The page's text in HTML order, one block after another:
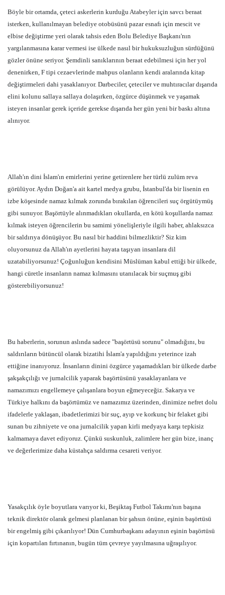
Böyle bir ortamda, çeteci askerlerin kurduğu Atabeyler için savcı beraat
isterken, kullanılmayan belediye otobüsünü pazar esnafı için mescit ve
elbise değiştirme yeri olarak tahsis eden Bolu Belediye Başkanı'nın
yargılanmasına karar vermesi ise ülkede nasıl bir hukuksuzluğun sürdüğünü
gözler önüne seriyor. Şemdinli sanıklarının beraat edebilmesi için her yol
denenirken, F tipi cezaevlerinde mahpus olanların kendi aralarında kitap
değiştirmeleri dahi yasaklanıyor. Darbeciler, çeteciler ve muhtıracılar dışarıda
elini kolunu sallaya sallaya dolaşırken, özgürce düşünmek ve yaşamak
isteyen insanlar gerek içeride gerekse dışarıda her gün yeni bir baskı altına
alınıyor.
Allah'ın dini İslam'ın emirlerini yerine getirenlere her türlü zulüm reva
görülüyor. Aydın Doğan'a ait kartel medya grubu, İstanbul'da bir lisenin en
izbe köşesinde namaz kılmak zorunda bırakılan öğrencileri suç örgütüymüş
gibi sunuyor. Başörtüyle alınmadıkları okullarda, en kötü koşullarda namaz
kılmak isteyen öğrencilerin bu samimi yönelişleriyle ilgili haber, ahlaksızca
bir saldırıya dönüşüyor. Bu nasıl bir haddini bilmezliktir? Siz kim
oluyorsunuz da Allah'ın ayetlerini hayata taşıyan insanlara dil
uzatabiliyorsunuz! Çoğunluğun kendisini Müslüman kabul ettiği bir ülkede,
hangi cüretle insanların namaz kılmasını utanılacak bir suçmuş gibi
gösterebiliyorsunuz!
Bu haberlerin, sorunun aslında sadece "başörtüsü sorunu" olmadığını, bu
saldırıların bütüncül olarak bizatihi İslam'a yapıldığını yeterince izah
ettiğine inanıyoruz. İnsanların dinini özgürce yaşamadıkları bir ülkede darbe
şakşakçılığı ve jurnalcilik yaparak başörtüsünü yasaklayanlara ve
namazımızı engellemeye çalışanlara boyun eğmeyeceğiz. Sakarya ve
Türkiye halkını da başörtümüz ve namazımız üzerinden, dinimize nefret dolu
ifadelerle yaklaşan, ibadetlerimizi bir suç, ayıp ve korkunç bir felaket gibi
sunan bu zihniyete ve ona jurnalcilik yapan kirli medyaya karşı tepkisiz
kalmamaya davet ediyoruz. Çünkü suskunluk, zalimlere her gün bize, inanç
ve değerlerimize daha küstahça saldırma cesareti veriyor.
Yasakçılık öyle boyutlara varıyor ki, Beşiktaş Futbol Takımı'nın başına
teknik direktör olarak gelmesi planlanan bir şahsın önüne, eşinin başörtüsü
bir engelmiş gibi çıkarılıyor! Dün Cumhurbaşkanı adayının eşinin başörtüsü
için kopartılan fırtınanın, bugün tüm çevreye yayılmasına uğraşılıyor.